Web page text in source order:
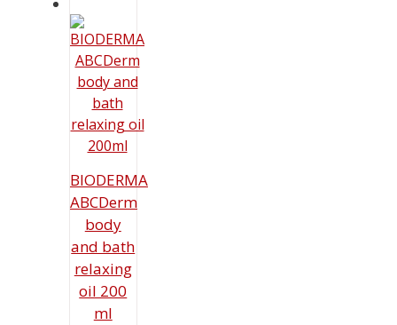
BIODERMA
ABCDerm
body
and bath
relaxing
oil 200
ml